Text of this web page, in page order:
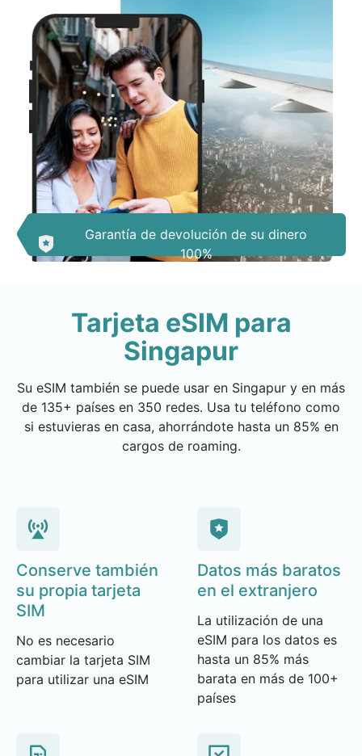
Garantía de devolución de su dinero
100%
Tarjeta eSIM para
Singapur
Su eSIM también se puede usar en Singapur y en más
de 135+ países en 350 redes. Usa tu teléfono como
si estuvieras en casa, ahorrándote hasta un 85% en
cargos de roaming.
Conserve también
su propia tarjeta
SIM
No es necesario
cambiar la tarjeta SIM
para utilizar una eSIM
Datos más baratos
en el extranjero
La utilización de una
eSIM para los datos es
hasta un 85% más
barata en más de 100+
países